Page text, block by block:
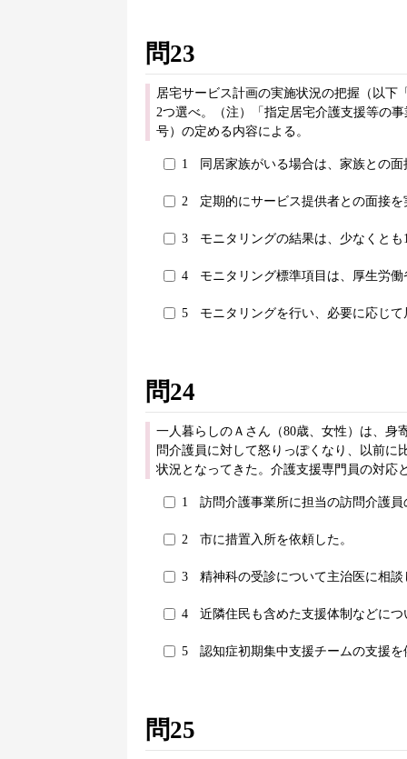
問23
居宅サービス計画の実施状況の把握（以下
2つ選べ。（注）「指定居宅介護支援等の
号）の定める内容による。
1 同居家族がいる場合は、家族との
2 定期的にサービス提供者との面接
3 モニタリングの結果は、少なくと
4 モニタリング標準項目は、厚生労
5 モニタリングを行い、必要に応じ
問24
一人暮らしのＡさん（80歳、女性）は、身
問介護員に対して怒りっぽくなり、以前に
状況となってきた。介護支援専門員の対応
1 訪問介護事業所に担当の訪問介護
2 市に措置入所を依頼した。
3 精神科の受診について主治医に相談
4 近隣住民も含めた支援体制などに
5 認知症初期集中支援チームの支援を
問25